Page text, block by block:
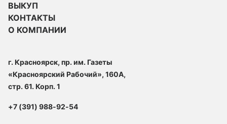
ВЫКУП
КОНТАКТЫ
О КОМПАНИИ
г. Красноярск, пр. им. Газеты
«Красноярский Рабочий», 160А,
стр. 61. Корп. 1
+7 (391) 988-92-54